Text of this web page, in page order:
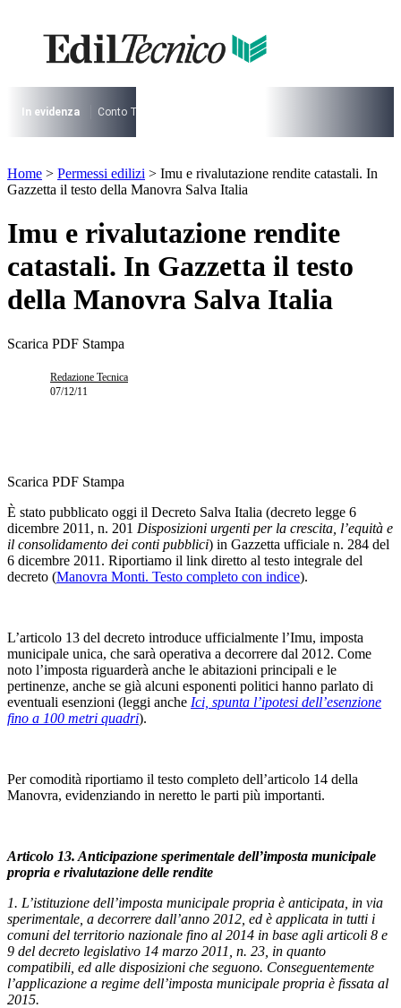
contenuto
Lorem ipsum dolor sit amet consectetur
In evidenza Conto Termico
I più cercati
Lorem ipsum dolor sit amet consectetur
Home > Permessi edilizi > Imu e rivalutazione rendite catastali. In
Gazzetta il testo della Manovra Salva Italia
Imu e rivalutazione rendite
catastali. In Gazzetta il testo
della Manovra Salva Italia
Scarica PDF Stampa
Redazione Tecnica
07/12/11
Scarica PDF Stampa
È stato pubblicato oggi il Decreto Salva Italia (decreto legge 6
dicembre 2011, n. 201 Disposizioni urgenti per la crescita, l’equità e
il consolidamento dei conti pubblici) in Gazzetta ufficiale n. 284 del
6 dicembre 2011. Riportiamo il link diretto al testo integrale del
decreto (Manovra Monti. Testo completo con indice).
L’articolo 13 del decreto introduce ufficialmente l’Imu, imposta
municipale unica, che sarà operativa a decorrere dal 2012. Come
noto l’imposta riguarderà anche le abitazioni principali e le
pertinenze, anche se già alcuni esponenti politici hanno parlato di
eventuali esenzioni (leggi anche Ici, spunta l’ipotesi dell’esenzione
fino a 100 metri quadri).
Per comodità riportiamo il testo completo dell’articolo 14 della
Manovra, evidenziando in neretto le parti più importanti.
Articolo 13. Anticipazione sperimentale dell’imposta municipale
propria e rivalutazione delle rendite
1. L’istituzione dell’imposta municipale propria è anticipata, in via
sperimentale, a decorrere dall’anno 2012, ed è applicata in tutti i
comuni del territorio nazionale fino al 2014 in base agli articoli 8 e
9 del decreto legislativo 14 marzo 2011, n. 23, in quanto
compatibili, ed alle disposizioni che seguono. Conseguentemente
l’applicazione a regime dell’imposta municipale propria è fissata al
2015.